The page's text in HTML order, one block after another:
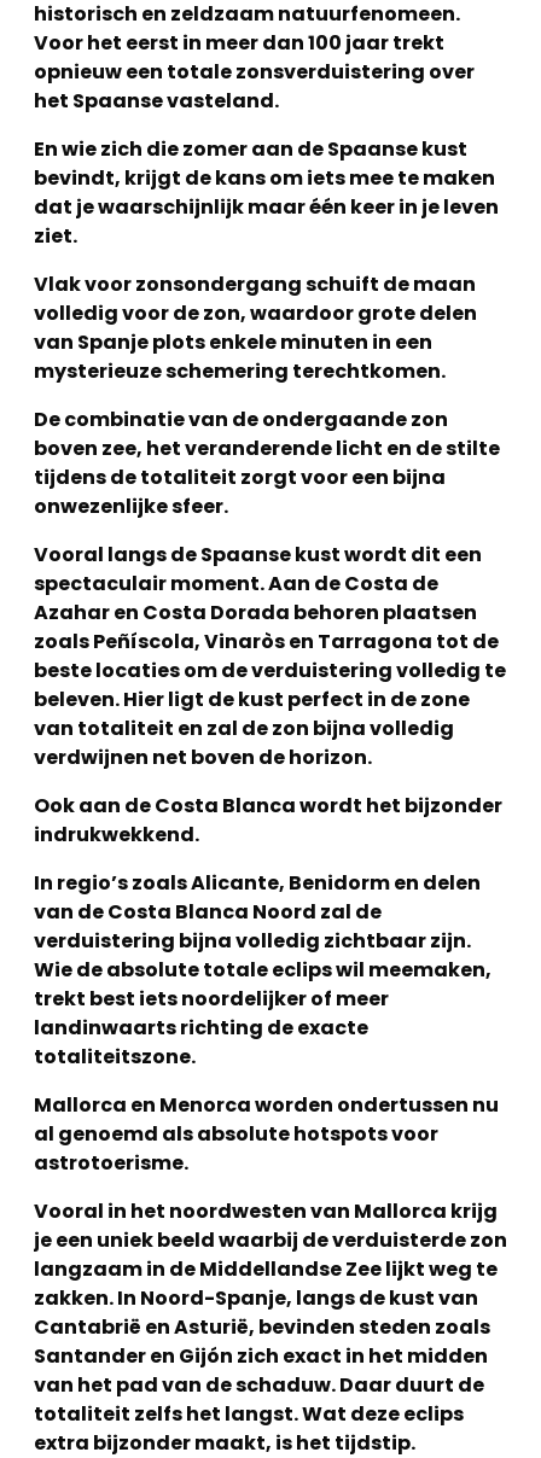
historisch en zeldzaam natuurfenomeen.
Voor het eerst in meer dan 100 jaar trekt
opnieuw een totale zonsverduistering over
het Spaanse vasteland.
En wie zich die zomer aan de Spaanse kust
bevindt, krijgt de kans om iets mee te maken
dat je waarschijnlijk maar één keer in je leven
ziet.
Vlak voor zonsondergang schuift de maan
volledig voor de zon, waardoor grote delen
van Spanje plots enkele minuten in een
mysterieuze schemering terechtkomen.
De combinatie van de ondergaande zon
boven zee, het veranderende licht en de stilte
tijdens de totaliteit zorgt voor een bijna
onwezenlijke sfeer.
Vooral langs de Spaanse kust wordt dit een
spectaculair moment. Aan de Costa de
Azahar en Costa Dorada behoren plaatsen
zoals Peñíscola, Vinaròs en Tarragona tot de
beste locaties om de verduistering volledig te
beleven. Hier ligt de kust perfect in de zone
van totaliteit en zal de zon bijna volledig
verdwijnen net boven de horizon.
Ook aan de Costa Blanca wordt het bijzonder
indrukwekkend.
In regio’s zoals Alicante, Benidorm en delen
van de Costa Blanca Noord zal de
verduistering bijna volledig zichtbaar zijn.
Wie de absolute totale eclips wil meemaken,
trekt best iets noordelijker of meer
landinwaarts richting de exacte
totaliteitszone.
Mallorca en Menorca worden ondertussen nu
al genoemd als absolute hotspots voor
astrotoerisme.
Vooral in het noordwesten van Mallorca krijg
je een uniek beeld waarbij de verduisterde zon
langzaam in de Middellandse Zee lijkt weg te
zakken. In Noord-Spanje, langs de kust van
Cantabrië en Asturië, bevinden steden zoals
Santander en Gijón zich exact in het midden
van het pad van de schaduw. Daar duurt de
totaliteit zelfs het langst. Wat deze eclips
extra bijzonder maakt, is het tijdstip.